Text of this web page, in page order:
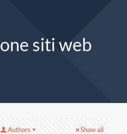
siti web
Authors Show all